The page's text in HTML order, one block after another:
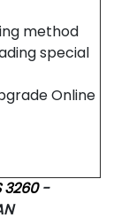
method
special
Online
3260-